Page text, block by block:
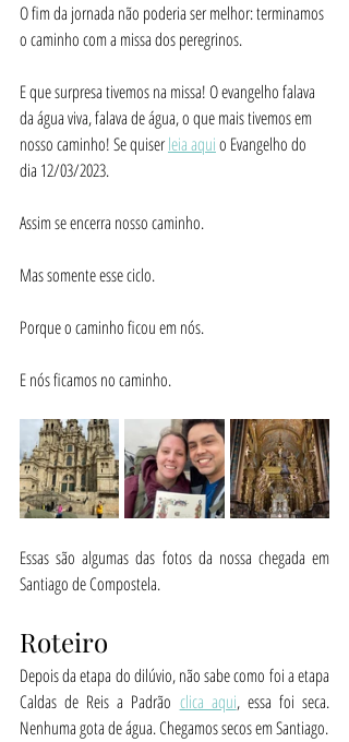
O fim da jornada não poderia ser melhor: terminamos
o caminho com a missa dos peregrinos.
E que surpresa tivemos na missa! O evangelho falava
da água viva, falava de água, o que mais tivemos em
nosso caminho! Se quiser leia aqui o Evangelho do
dia 12/03/2023.
Assim se encerra nosso caminho.
Mas somente esse ciclo.
Porque o caminho ficou em nós.
E nós ficamos no caminho.
Essas são algumas das fotos da nossa chegada em
Santiago de Compostela.
Roteiro
Depois da etapa do dilúvio, não sabe como foi a etapa
Caldas de Reis a Padrão clica aqui, essa foi seca.
Nenhuma gota de água. Chegamos secos em Santiago.